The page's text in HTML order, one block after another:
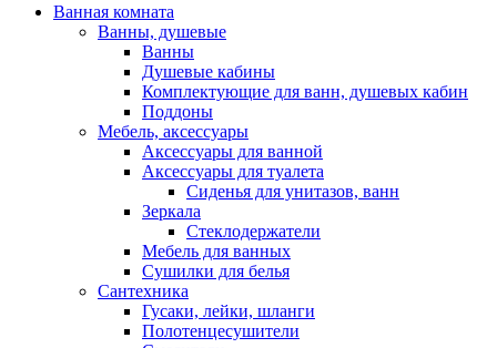
Ванная комната
Ванны, душевые
Ванны
Душевые кабины
Комплектующие для ванн, душевых кабин
Поддоны
Мебель, аксессуары
Аксессуары для ванной
Аксессуары для туалета
Сиденья для унитазов, ванн
Зеркала
Стеклодержатели
Мебель для ванных
Сушилки для белья
Сантехника
Гусаки, лейки, шланги
Полотенцесушители